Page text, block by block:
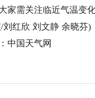
家需关注临近气温变
刘红欣 刘文静 余晓芬)
国天气网